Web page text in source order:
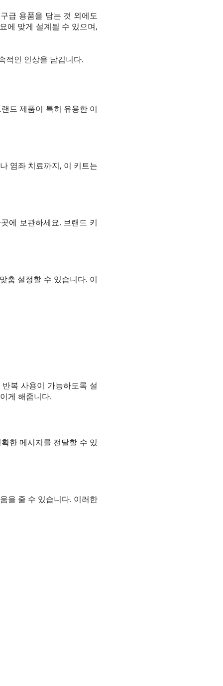
급 용품을 담는 것 외에도
에 맞게 설계될 수 있으며,
적인 인상을 남깁니다.
드 제품이 특히 유용한 이
염좌 치료까지, 이 키트는
에 보관하세요. 브랜드 키
춤 설정할 수 있습니다. 이
복 사용이 가능하도록 설
게 해줍니다.
한 메시지를 전달할 수 있
을 줄 수 있습니다. 이러한